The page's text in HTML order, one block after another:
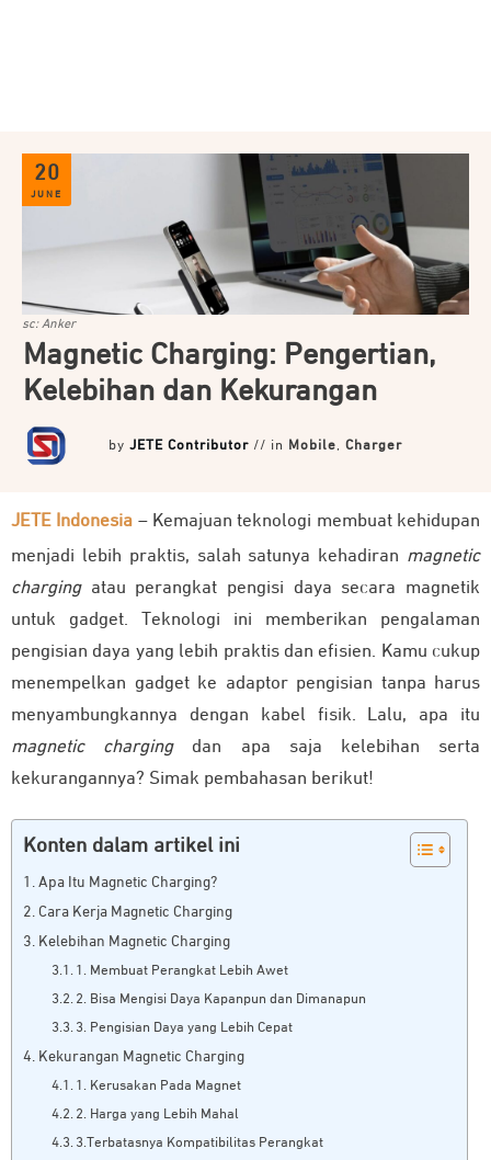
20
JUNE
sc: Anker
Magnetic Charging: Pengertian,
Kelebihan dan Kekurangan
by JETE Contributor// in Mobile, Charger
JETE Indonesia – Kemajuan teknologi membuat kehidupan
menjadi lebih praktis, salah satunya kehadiran magnetic
charging atau perangkat pengisi daya secara magnetik
untuk gadget. Teknologi ini memberikan pengalaman
pengisian daya yang lebih praktis dan efisien. Kamu cukup
menempelkan gadget ke adaptor pengisian tanpa harus
menyambungkannya dengan kabel fisik. Lalu, apa itu
magnetic charging dan apa saja kelebihan serta
kekurangannya? Simak pembahasan berikut!
Konten dalam artikel ini
Apa Itu Magnetic Charging?
Cara Kerja Magnetic Charging
Kelebihan Magnetic Charging
1. Membuat Perangkat Lebih Awet
2. Bisa Mengisi Daya Kapanpun dan Dimanapun
3. Pengisian Daya yang Lebih Cepat
Kekurangan Magnetic Charging
1. Kerusakan Pada Magnet
2. Harga yang Lebih Mahal
3.Terbatasnya Kompatibilitas Perangkat
Lihat selengkapnya